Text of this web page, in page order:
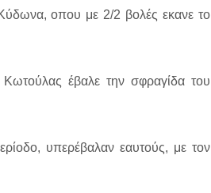
οπου με 2/2 βολές εκανε το
έβαλε την σφραγίδα του
υπερέβαλαν εαυτούς, με τον